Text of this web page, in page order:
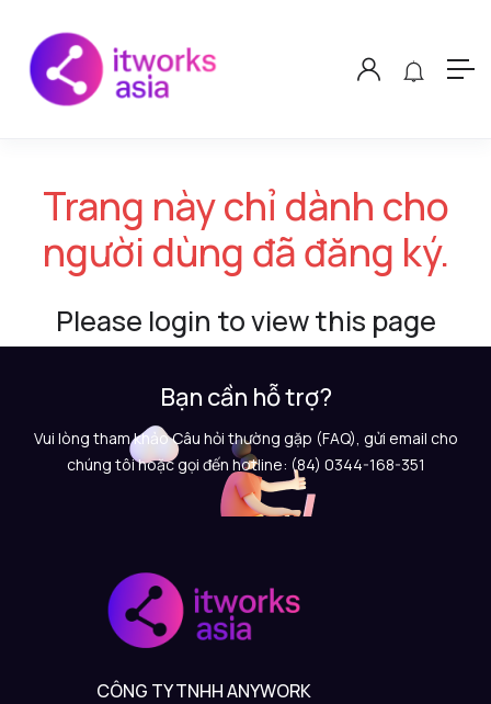
Trang này chỉ dành cho
người dùng đã đăng ký.
Please login to view this page
Bạn cần hỗ trợ?
Vui lòng tham khảo Câu hỏi thường gặp (FAQ), gửi email cho
chúng tôi hoặc gọi đến hotline: (84) 0344-168-351
CÔNG TY TNHH ANYWORK